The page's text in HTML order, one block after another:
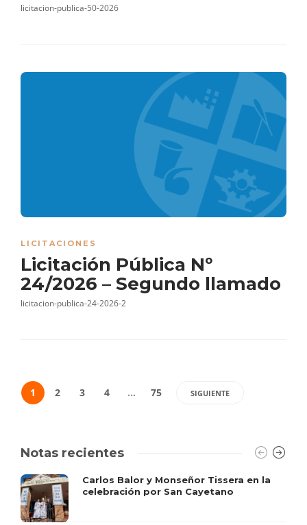
licitacion-publica-50-2026
LICITACIONES
Licitación Pública Nº
24/2026 – Segundo llamado
licitacion-publica-24-2026-2
1 2 3 4 … 75 SIGUIENTE
Notas recientes
Carlos Balor y Monseñor Tissera en la
celebración por San Cayetano